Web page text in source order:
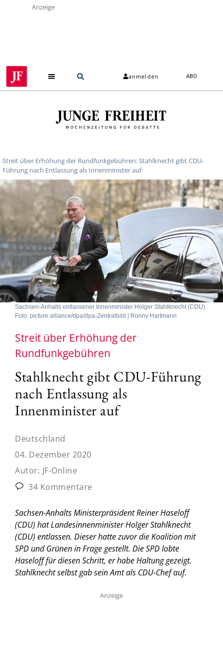
Anzeige
anmelden ABO
Streit über Erhöhung der Rundfunkgebühren: Stahlknecht gibt CDU-
Führung nach Entlassung als Innenminister auf
Sachsen-Anhalts entlassener Innenminister Holger Stahlknecht (CDU)
Foto: picture alliance/dpa/dpa-Zentralbild | Ronny Hartmann
Streit über Erhöhung der
Rundfunkgebühren
Stahlknecht gibt CDU-Führung
nach Entlassung als
Innenminister auf
Deutschland
04. Dezember 2020
Autor: JF-Online
34 Kommentare
Sachsen-Anhalts Ministerpräsident Reiner Haseloff
(CDU) hat Landesinnenminister Holger Stahlknecht
(CDU) entlassen. Dieser hatte zuvor die Koalition mit
SPD und Grünen in Frage gestellt. Die SPD lobte
Haseloff für diesen Schritt, er habe Haltung gezeigt.
Stahlknecht selbst gab sein Amt als CDU-Chef auf.
Anzeige